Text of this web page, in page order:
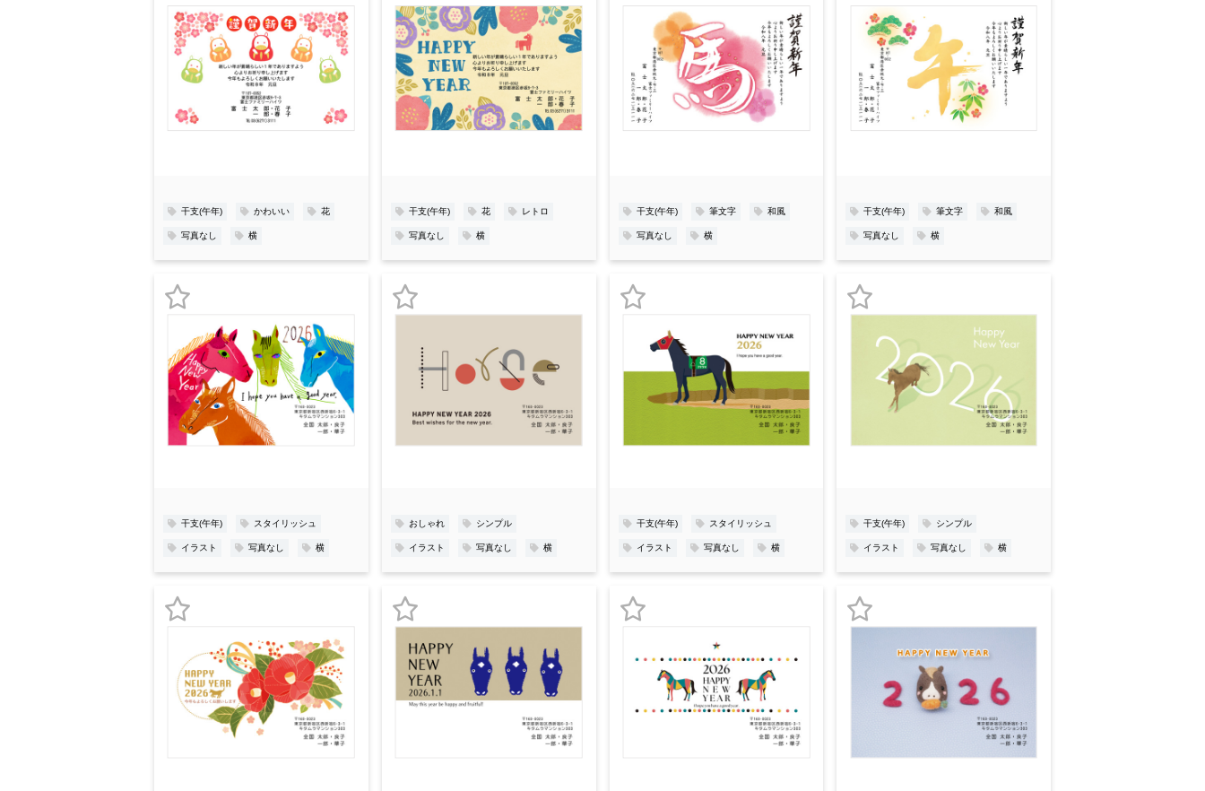
お
気
に
入
り
干支(午年) かわいい 花
写真なし 横
お
気
に
入
り
干支(午年) 花 レトロ
写真なし 横
お
気
に
入
り
干支(午年) 筆文字 和風
写真なし 横
お
気
に
入
り
干支(午年) 筆文字 和風
写真なし 横
気
に
入
り
干支(午年) スタイリッシュ
イラスト 写真なし 横
気
に
入
り
おしゃれ シンプル
イラスト 写真なし 横
気
入
り
干支(午年) スタイリッシュ
イラスト 写真なし 横
気
に
り
干支(午年) シンプル
イラスト 写真なし 横
気
に
入
お
気
に
気
に
り